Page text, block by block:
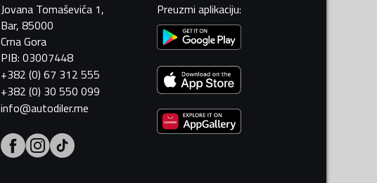
Jovana Tomaševića 1,
Bar, 85000
Crna Gora
PIB: 03007448
+382 (0) 67 312 555
+382 (0) 30 550 099
info@autodiler.me
Preuzmi aplikaciju: